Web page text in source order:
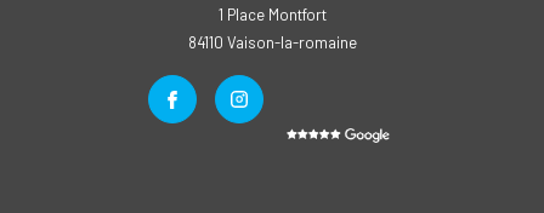
1 Place Montfort
84110
vaison-la-romaine